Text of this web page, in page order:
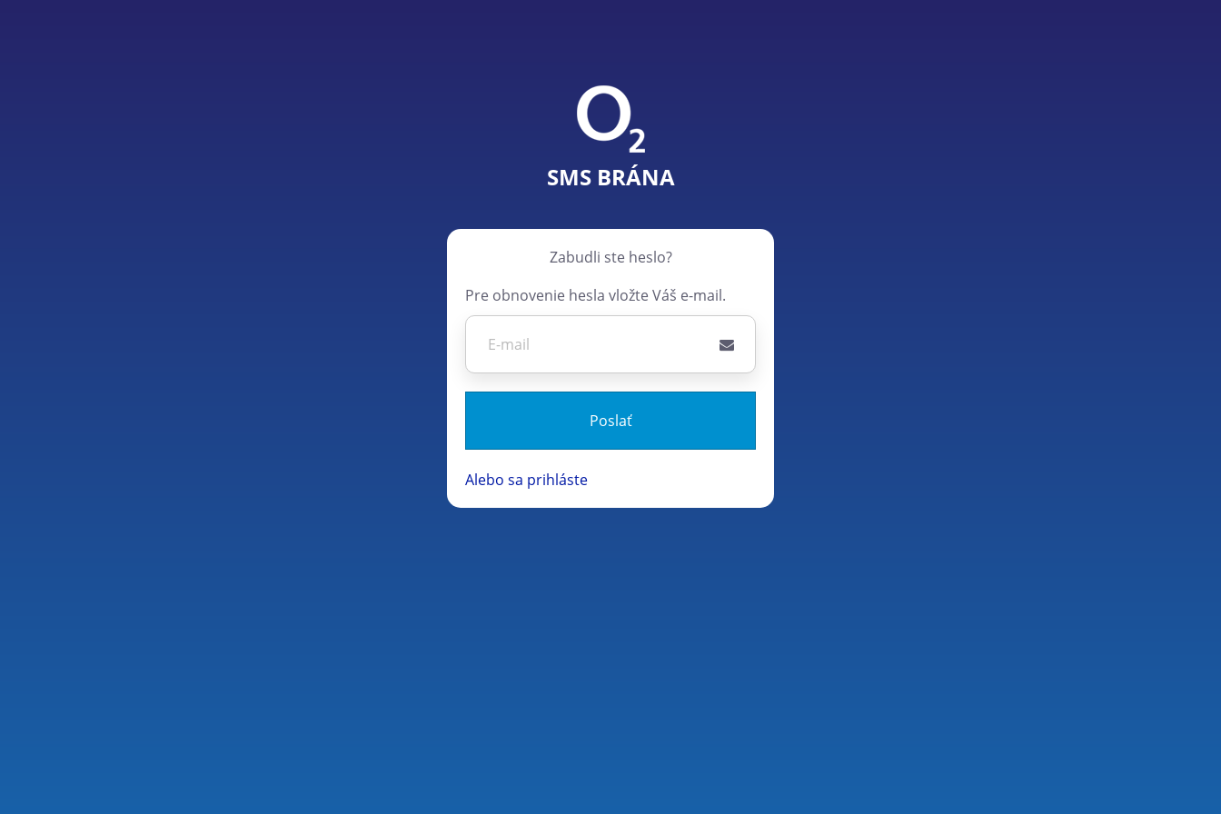
SMS BRÁNA
Zabudli ste heslo?
Pre obnovenie hesla vložte Váš e-mail.
Alebo sa prihláste